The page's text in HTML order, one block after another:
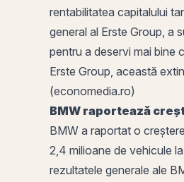
rentabilitatea capitalului
general al Erste Group, a
pentru a deservi mai bine
Erste Group, această
(economedia.ro)
BMW raportează
BMW a raportat o
2,4 milioane de vehicule
rezultatele generale ale